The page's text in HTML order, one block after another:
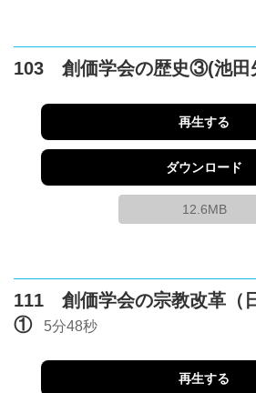
103 創価学会の歴史③(池田
再生する
ダウンロード
12.6MB
111 創価学会の宗教改革（
①
5分48秒
再生する